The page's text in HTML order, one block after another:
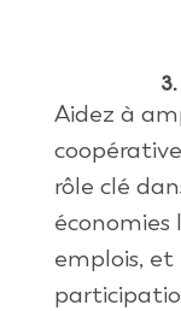
Aidez à
rôle clé
économies
emplois,